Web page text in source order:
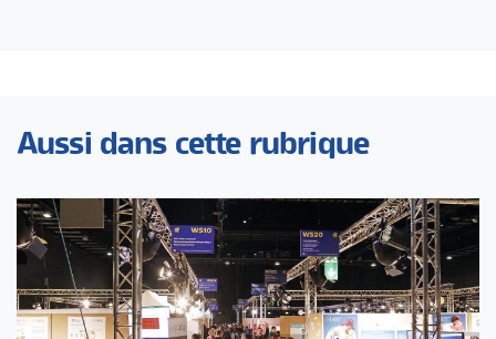
Aussi dans cette rubrique